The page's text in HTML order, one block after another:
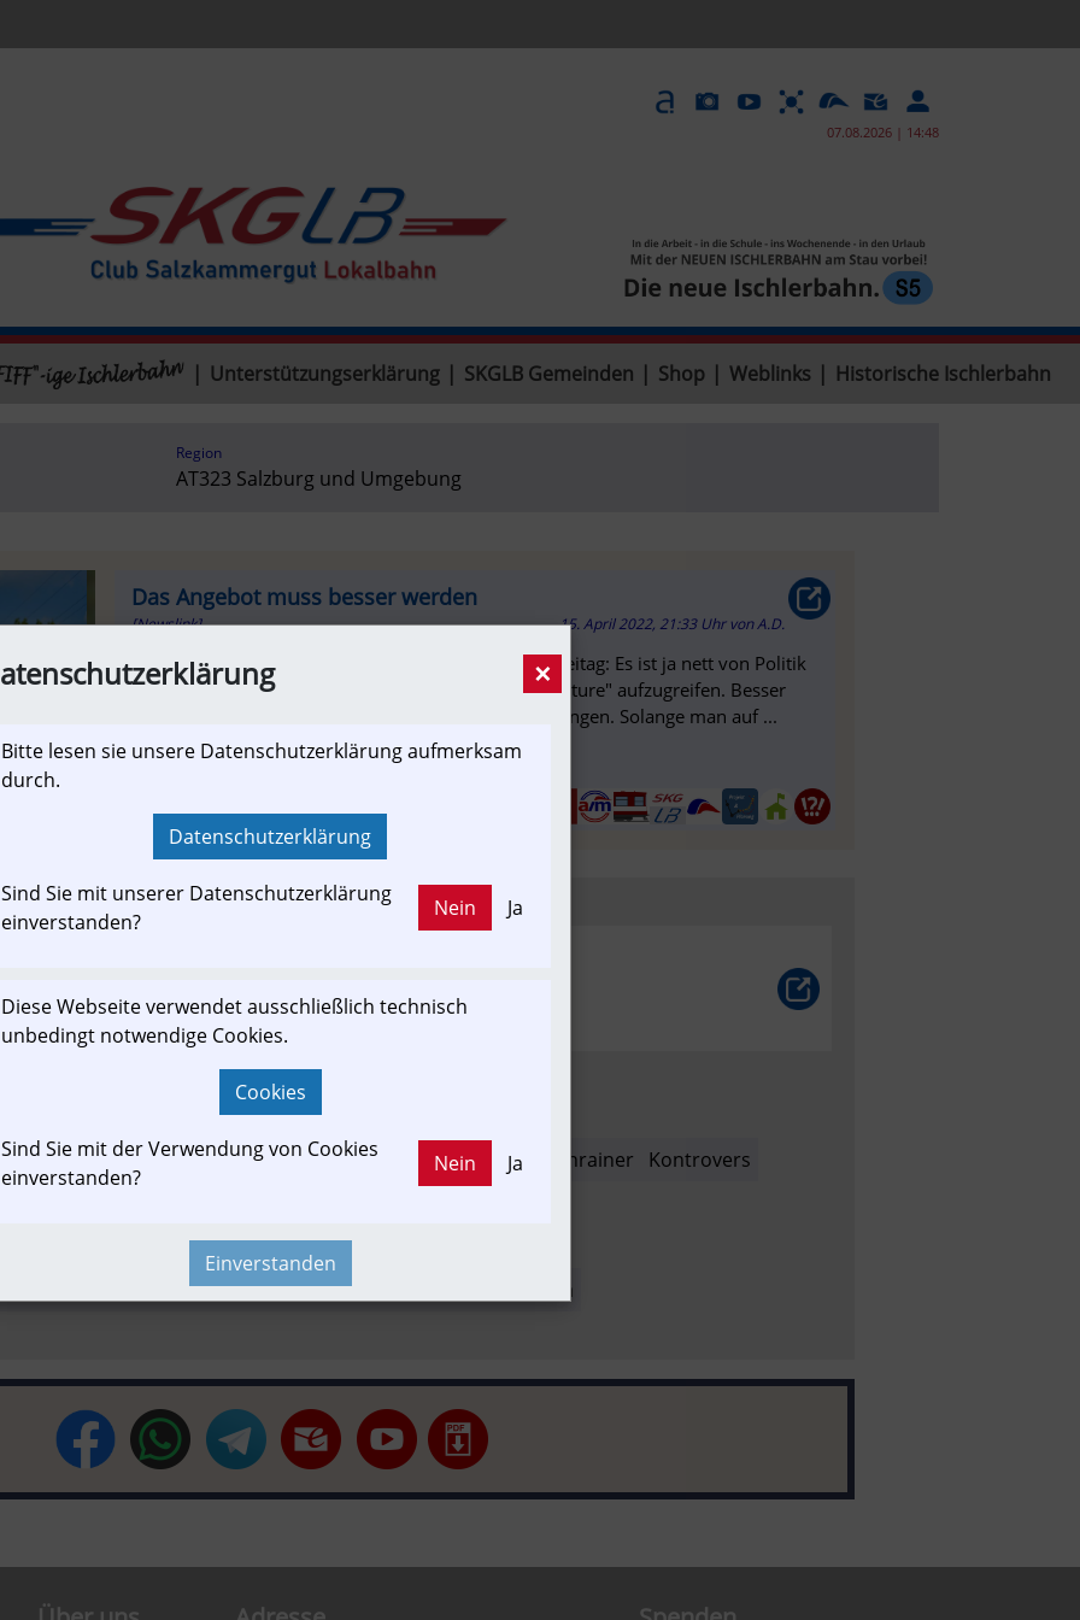
07.08.2026 | 14:48
Unterstützungserklärung SKGLB Gemeinden Shop Weblinks Historische Ischlerbahn
Region
AT323 Salzburg und Umgebung
Das Angebot muss besser werden
[Newslink] 15. April 2022, 21:33 Uhr vonA.D.
Freifahrt mit den öffentlichen Verkehrsmitteln am Freitag: Es ist ja nett von Politik
und Verkehrsverbund, den Faden von "Fridays for Future" aufzugreifen. Besser
investiert wäre das Geld aber in Angebotsverbesserungen. Solange man auf ...
sn.at
(Neuer Tab wird geöffnet)
Die Rote Elektrische Club SKGLB In-Motion Projekt Anrainer Kontrovers
Verkehrspolitik Ticket&Tarif Neubau-Infra
×
Bitte lesen sie unsere Datenschutzerklärung aufmerksam
durch.
Datenschutzerklärung
Sind Sie mit unserer Datenschutzerklärung
einverstanden?
Nein Ja
Diese Webseite verwendet ausschließlich technisch
unbedingt notwendige Cookies.
Cookies
Sind Sie mit der Verwendung von Cookies
einverstanden?
Nein Ja
Einverstanden